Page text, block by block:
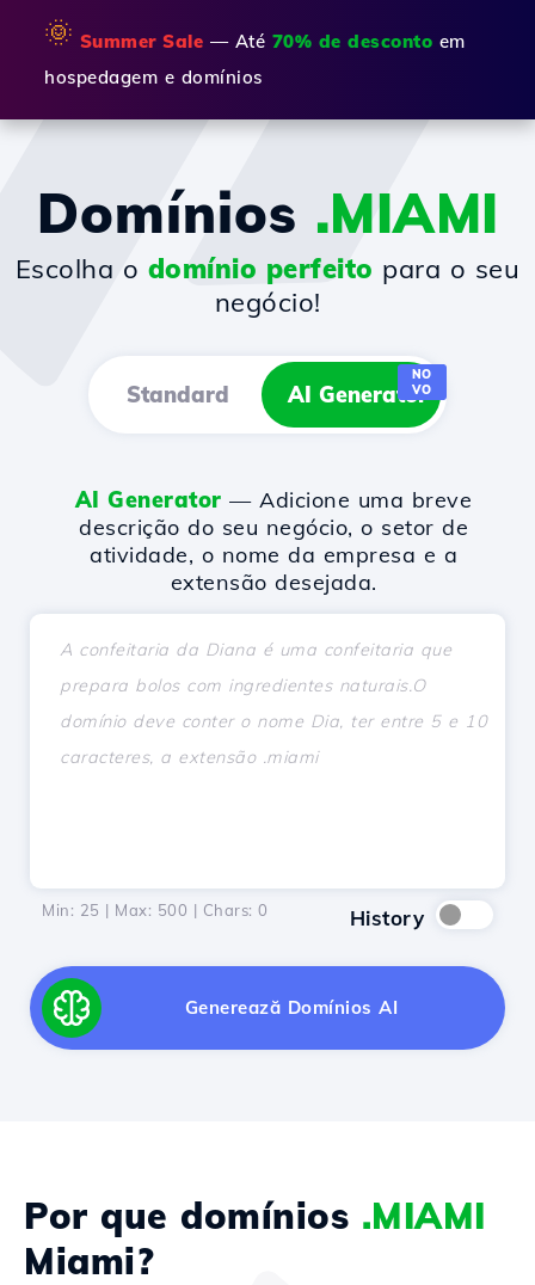
🌞 Summer Sale — Até 70% de desconto em
hospedagem e domínios
Domínios .MIAMI
Escolha o domínio perfeito para o seu
negócio!
Standard AI Generator
NO
VO
AI Generator — Adicione uma breve
descrição do seu negócio, o setor de
atividade, o nome da empresa e a
extensão desejada.
Min: 25 | Max: 500 | Chars: 0 History
Generează Domínios AI
Por que domínios .MIAMI
Miami?